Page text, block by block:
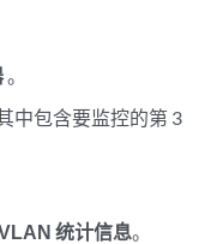
。
中包含要监控的第 3
统计信息。